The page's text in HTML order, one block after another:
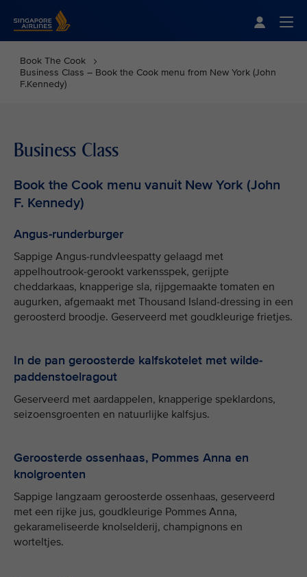
Book The Cook
Business Class – Book the Cook menu from New York (John
F.Kennedy)
Business Class
Book the Cook menu vanuit New York (John
F. Kennedy)
Angus-runderburger
Sappige Angus-rundvleespatty gelaagd met
appelhoutrook-gerookt varkensspek, gerijpte
cheddarkaas, knapperige sla, rijpgemaakte tomaten en
augurken, afgemaakt met Thousand Island-dressing in een
geroosterd broodje. Geserveerd met goudkleurige frietjes.
In de pan geroosterde kalfskotelet met wilde-
paddenstoelragout
Geserveerd met aardappelen, knapperige speklardons,
seizoensgroenten en natuurlijke kalfsjus.
Geroosterde ossenhaas, Pommes Anna en
knolgroenten
Sappige langzaam geroosterde ossenhaas, geserveerd
met een rijke jus, goudkleurige Pommes Anna,
gekarameliseerde knolselderij, champignons en
worteltjes.